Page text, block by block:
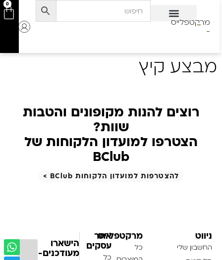
מרקטפלייס
-
0
מבצע קיץ
רוצים להנות מקופונים והטבות
שוות?
הצטרפו למועדון הלקוחות של
BClub
להצטרפות למועדון הלקוחות BClub >
ניווט
החשבון שלי
מרקטפלייס
כל
אתר
עסקים
כל
הישארו
מעודכנים-